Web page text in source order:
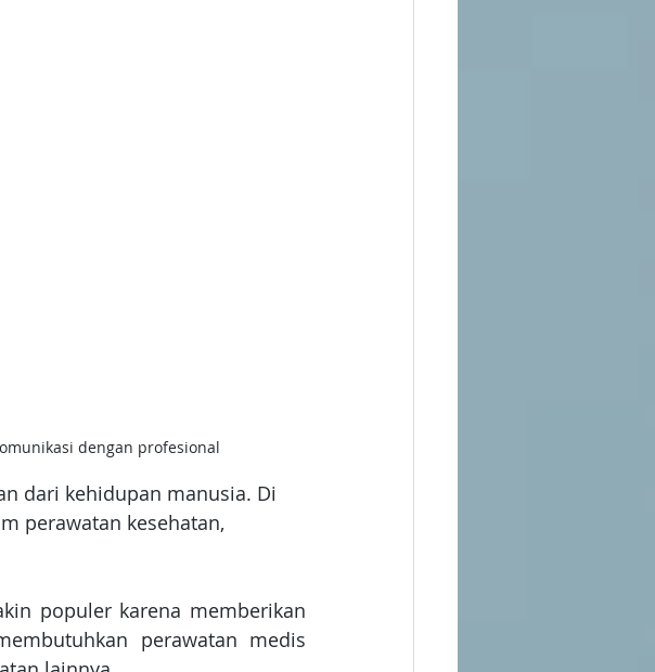
dengan profesional
dari kehidupan manusia. Di
perawatan kesehatan,
populer karena memberikan
perawatan medis